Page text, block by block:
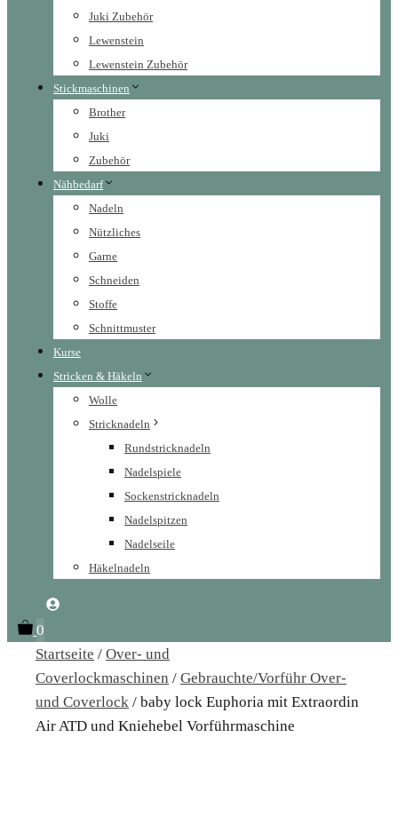
Juki Zubehör
Lewenstein
Lewenstein Zubehör
Stickmaschinen
Brother
Juki
Zubehör
Nähbedarf
Nadeln
Nützliches
Garne
Schneiden
Stoffe
Schnittmuster
Kurse
Stricken & Häkeln
Wolle
Stricknadeln
Rundstricknadeln
Nadelspiele
Sockenstricknadeln
Nadelspitzen
Nadelseile
Häkelnadeln
0
Startseite / Over- und
Coverlockmaschinen / Gebrauchte/Vorführ Over-
und Coverlock / baby lock Euphoria mit Extraordin
Air ATD und Kniehebel Vorführmaschine